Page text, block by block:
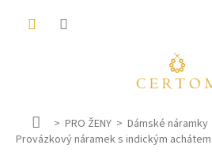
D
o
PRO ŽENY Dámské náramky
Provázkový náramek s indickým